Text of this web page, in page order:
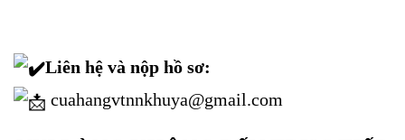
Liên hệ và nộp hồ sơ:
cuahangvtnnkhuya@gmail.com